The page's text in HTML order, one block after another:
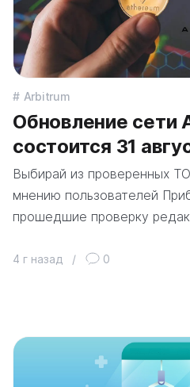
Arbitrum
Обновление сети
состоится 31
Выбирай из проверенных
мнению пользователей
прошедшие проверку
4 г назад / 0